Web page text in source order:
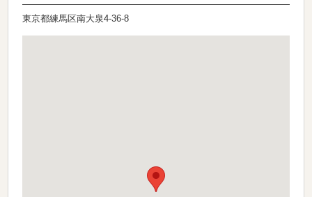
東京都練馬区南大泉4-36-8